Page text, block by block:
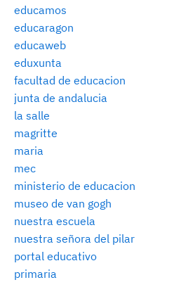
educamos
educaragon
educaweb
eduxunta
facultad de educacion
junta de andalucia
la salle
magritte
maria
mec
ministerio de educacion
museo de van gogh
nuestra escuela
nuestra señora del pilar
portal educativo
primaria